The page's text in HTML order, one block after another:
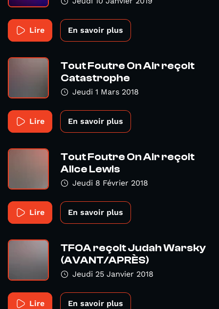
Lire En savoir plus
Tout Foutre On Air reçoit
Catastrophe
Jeudi 1 Mars 2018
Lire En savoir plus
Tout Foutre On Air reçoit
Alice Lewis
Jeudi 8 Février 2018
Lire En savoir plus
TFOA reçoit Judah Warsky
(AVANT/APRÈS)
Jeudi 25 Janvier 2018
Lire En savoir plus